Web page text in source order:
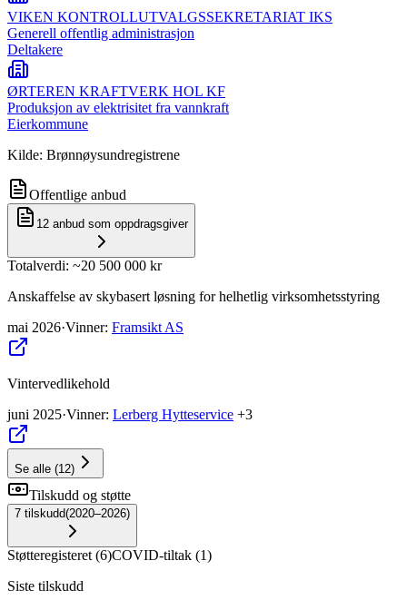
VIKEN KONTROLLUTVALGSSEKRETARIAT IKS
Generell offentlig administrasjon
Deltakere
ØRTEREN KRAFTVERK HOL KF
Produksjon av elektrisitet fra vannkraft
Eierkommune
Kilde: Brønnøysundregistrene
Offentlige anbud
12 anbud som oppdragsgiver
Totalverdi: ~20 500 000 kr
Anskaffelse av skybasert løsning for helhetlig virksomhetsstyring
mai 2026·Vinner: Framsikt AS
Vintervedlikehold
juni 2025·Vinner: Lerberg Hytteservice +3
Se alle (12)
Tilskudd og støtte
7 tilskudd(2020–2026)
Støtteregisteret (6)COVID-tiltak (1)
Siste tilskudd